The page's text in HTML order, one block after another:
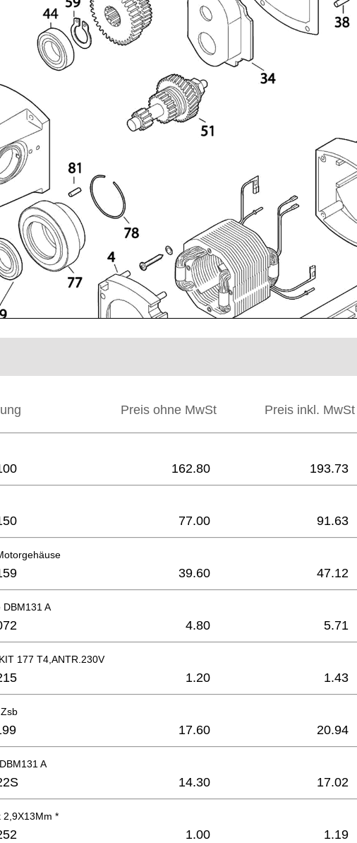
Preis ohne MwSt Preis inkl. MwSt
162.80 193.73
77.00 91.63
39.60 47.12
DBM131 A
4.80 5.71
177 T4,ANTR.230V
1.20 1.43
17.60 20.94
A
14.30 17.02
2,9X13Mm *
1.00 1.19